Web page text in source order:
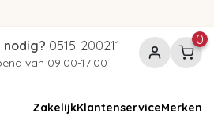
nodig? 0515-200211
van 09:00-17:00
0
ZakelijkKlantenserviceMerken